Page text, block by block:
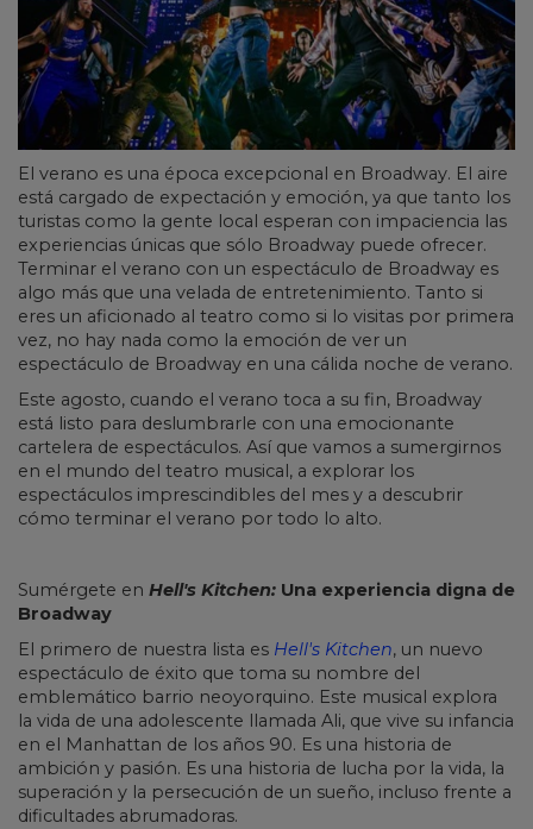
El verano es una época excepcional en Broadway. El aire
está cargado de expectación y emoción, ya que tanto los
turistas como la gente local esperan con impaciencia las
experiencias únicas que sólo Broadway puede ofrecer.
Terminar el verano con un espectáculo de Broadway es
algo más que una velada de entretenimiento. Tanto si
eres un aficionado al teatro como si lo visitas por primera
vez, no hay nada como la emoción de ver un
espectáculo de Broadway en una cálida noche de verano.
Este agosto, cuando el verano toca a su fin, Broadway
está listo para deslumbrarle con una emocionante
cartelera de espectáculos. Así que vamos a sumergirnos
en el mundo del teatro musical, a explorar los
espectáculos imprescindibles del mes y a descubrir
cómo terminar el verano por todo lo alto.
Sumérgete en Hell's Kitchen: Una experiencia digna de
Broadway
El primero de nuestra lista es Hell's Kitchen, un nuevo
espectáculo de éxito que toma su nombre del
emblemático barrio neoyorquino. Este musical explora
la vida de una adolescente llamada Ali, que vive su infancia
en el Manhattan de los años 90. Es una historia de
ambición y pasión. Es una historia de lucha por la vida, la
superación y la persecución de un sueño, incluso frente a
dificultades abrumadoras.